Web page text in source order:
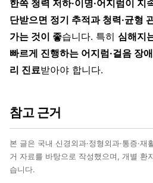
한쪽 청력 저하·이명·어지럼이 지
단받으면 정기 추적과 청력·균형
가는 것이 좋습니다. 특히 심해지
빠르게 진행하는 어지럼·걸음 장
리 진료받아야 합니다.
참고 근거
본 글은 국내 신경외과·정형외과·통증·
거 자료를 바탕으로 작성했으며, 개별 환
습니다.